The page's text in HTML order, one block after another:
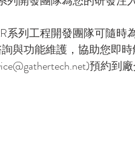
列工程開發團隊可隨時
與功能維護，協助您即
預約到